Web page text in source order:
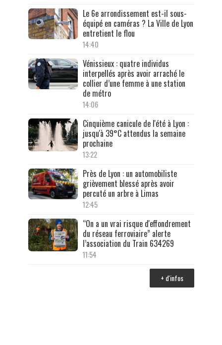
Le 6e arrondissement est-il sous-
équipé en caméras ? La Ville de Lyon
entretient le flou
14:40
Vénissieux : quatre individus
interpellés après avoir arraché le
collier d’une femme à une station
de métro
14:06
Cinquième canicule de l'été à Lyon :
jusqu'à 39°C attendus la semaine
prochaine
13:22
Près de Lyon : un automobiliste
grièvement blessé après avoir
percuté un arbre à Limas
12:45
“On a un vrai risque d'effondrement
du réseau ferroviaire” alerte
l’association du Train 634269
11:54
+ d'infos